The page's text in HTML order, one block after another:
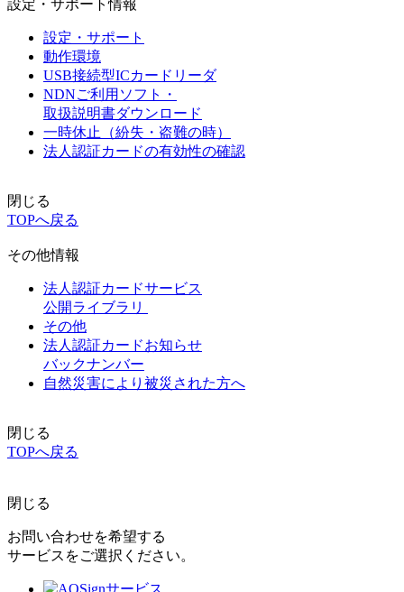
設定・サポート情報
設定・サポート
動作環境
USB接続型ICカードリーダ
NDNご利用ソフト・
取扱説明書ダウンロード
一時休止（紛失・盗難の時）
法人認証カードの有効性の確認
閉じる
TOPへ戻る
その他情報
法人認証カードサービス
公開ライブラリ
その他
法人認証カードお知らせ
バックナンバー
自然災害により被災された方へ
閉じる
TOPへ戻る
閉じる
お問い合わせを希望する
サービスをご選択ください。